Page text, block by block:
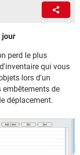
jour
perd le plus
qui vous
lors d'un
de
déplacement.